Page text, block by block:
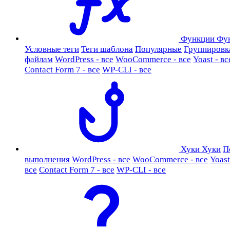
Функции
Условные теги Теги шаблона Популярные
файлам WordPress - все WooCommerce - все Yoast -
Contact Form 7 - все WP-CLI - все
Хуки Хуки
выполнения WordPress - все WooCommerce - все
все Contact Form 7 - все WP-CLI - все